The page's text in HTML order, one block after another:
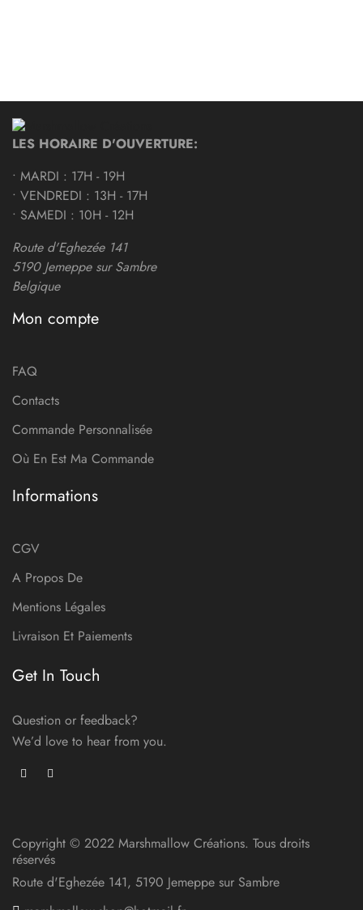
LES HORAIRE D'OUVERTURE:
• MARDI : 17H - 19H
• VENDREDI : 13H - 17H
• SAMEDI : 10H - 12H
Route d'Eghezée 141
5190 Jemeppe sur Sambre
Belgique
Mon compte
FAQ
Contacts
Commande Personnalisée
Où En Est Ma Commande
Informations
CGV
A Propos De
Mentions Légales
Livraison Et Paiements
Get In Touch
Question or feedback?
We’d love to hear from you.
Copyright © 2022 Marshmallow Créations. Tous droits
réservés
Route d'Eghezée 141, 5190 Jemeppe sur Sambre